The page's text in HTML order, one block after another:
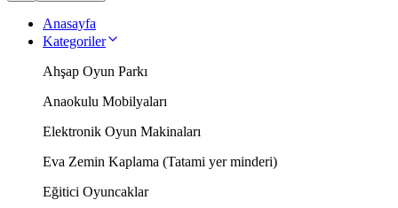
Anasayfa
Kategoriler
Ahşap Oyun Parkı
Anaokulu Mobilyaları
Elektronik Oyun Makinaları
Eva Zemin Kaplama (Tatami yer minderi)
Eğitici Oyuncaklar